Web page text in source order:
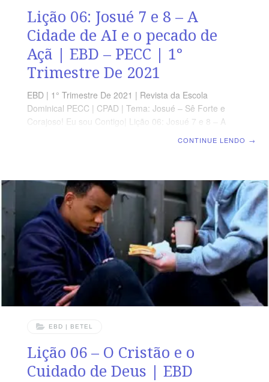
Lição 06: Josué 7 e 8 – A
Cidade de AI e o pecado de
Açã | EBD – PECC | 1°
Trimestre De 2021
EBD | 1° Trimestre De 2021 | Revista da Escola
Dominical PECC | CPAD | Tema: Josué – Sê Forte e
Corajoso! Eu sou Contigo| Lição 06: Josué 7 e 8 – A
misericórdia. SUPLEMENTO EXCLUSIVO DO
PROFESSOR Afora o suplemento do professor, todo o
conteúdo de cada lição é igual para alunos e mestres,
inclusive o número
CONTINUE LENDO →
EBD | BETEL
Lição 06 – O Cristão e o
Cuidado de Deus | EBD